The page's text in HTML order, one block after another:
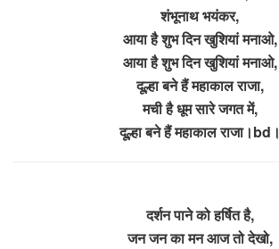
शंभूनाथ भयंकर,
आया है शुभ दिन खुशियां मनाओ,
आया है शुभ दिन खुशियां मनाओ,
दूल्हा बने हैं महाकाल राजा,
मची है धूम सारे जगत में,
दूल्हा बने हैं महाकाल राजा।bd।
दर्शन पाने को हर्षित है,
जन जन का मन आज तो देखो,